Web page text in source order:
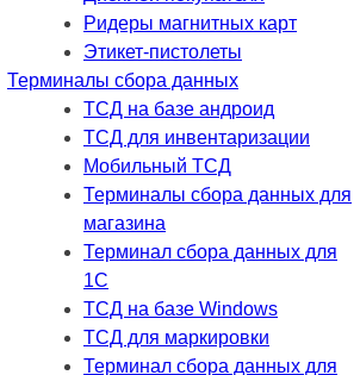
Ридеры магнитных карт
Этикет-пистолеты
Терминалы сбора данных
ТСД на базе андроид
ТСД для инвентаризации
Мобильный ТСД
Терминалы сбора данных для
магазина
Терминал сбора данных для
1C
ТСД на базе Windows
ТСД для маркировки
Терминал сбора данных для